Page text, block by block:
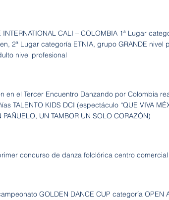
INTERNATIONAL CALI – COLOMBIA 1ª Lugar
2ª Lugar categoría ETNIA, grupo GRANDE nivel
nivel profesional
en el Tercer Encuentro Danzando por Colombia
TALENTO KIDS DCI (espectáculo “QUE VIVA
PAÑUELO, UN TAMBOR UN SOLO CORAZÓN)
concurso de danza folclórica centro comercial
GOLDEN DANCE CUP categoría OPEN